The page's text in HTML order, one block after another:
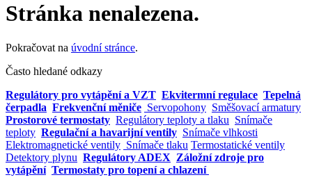
Stránka nenalezena.
Pokračovat na úvodní stránce.
Často hledané odkazy
Regulátory pro vytápění a VZT Ekvitermní regulace Tepelná
čerpadla Frekvenční měniče Servopohony Směšovací armatury
Prostorové termostaty Regulátory teploty a tlaku Snímače
teploty Regulační a havarijní ventily Snímače vlhkosti
Elektromagnetické ventily Snímače tlaku Termostatické ventily
Detektory plynu Regulátory ADEX Záložní zdroje pro
vytápění Termostaty pro topení a chlazení